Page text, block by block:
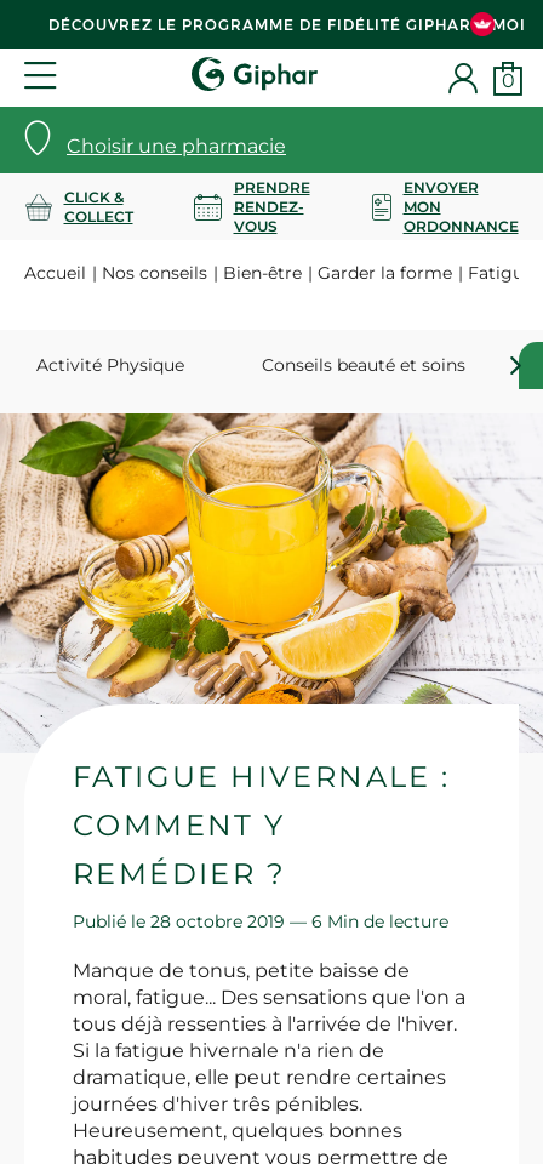
DÉCOUVREZ LE PROGRAMME DE FIDÉLITÉ GIPHAR & MOI
Choisir une pharmacie
0
CLICK &
COLLECT
PRENDRE
RENDEZ-
VOUS
ENVOYER
MON
ORDONNANCE
Accueil Nos conseils Bien-être Garder la forme Fatigue
Activité Physique Conseils beauté et soins
FATIGUE HIVERNALE :
COMMENT Y
REMÉDIER ?
Publié le 28 octobre 2019 — 6 Min de lecture
Manque de tonus, petite baisse de
moral, fatigue... Des sensations que l'on a
tous déjà ressenties à l'arrivée de l'hiver.
Si la fatigue hivernale n'a rien de
dramatique, elle peut rendre certaines
journées d'hiver três pénibles.
Heureusement, quelques bonnes
habitudes peuvent vous permettre de